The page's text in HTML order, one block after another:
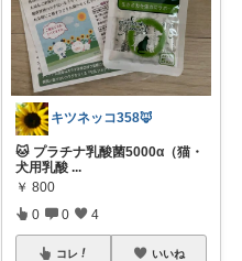
キツネッコ358🦊
🐱 プラチナ乳酸菌5000α（猫・
犬用乳酸 ...
￥ 800
0 0 4
コレ いいね